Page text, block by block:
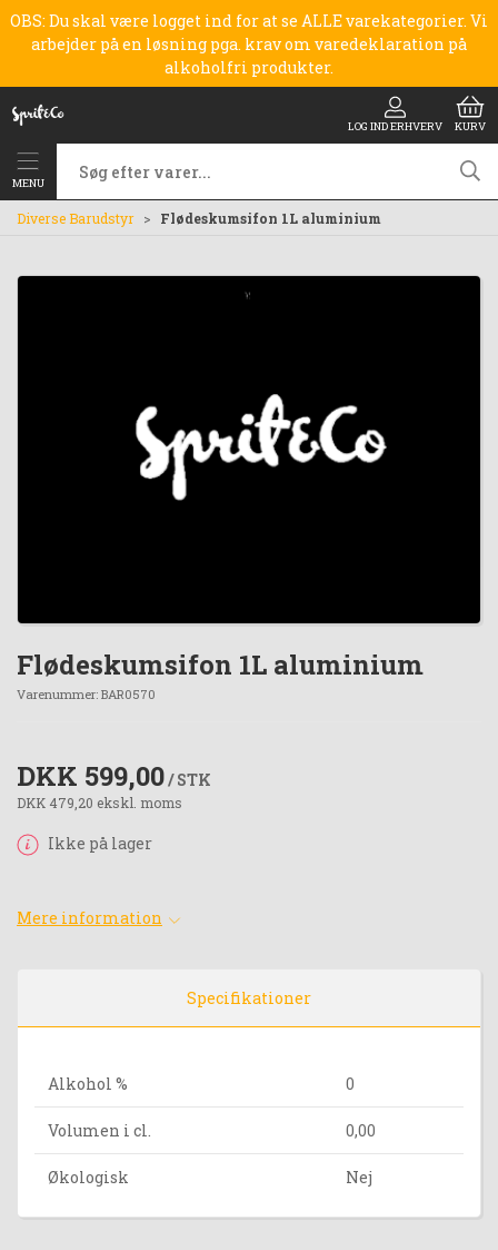
OBS: Du skal være logget ind for at se ALLE varekategorier. Vi
arbejder på en løsning pga. krav om varedeklaration på
alkoholfri produkter.
LOG IND ERHVERV KURV
MENU
Diverse Barudstyr Flødeskumsifon 1L aluminium
Flødeskumsifon 1L aluminium
Varenummer: BAR0570
DKK 599,00/ STK
DKK 479,20 ekskl. moms
Ikke på lager
Mere information
Specifikationer
Alkohol % 0
Volumen i cl. 0,00
Økologisk Nej